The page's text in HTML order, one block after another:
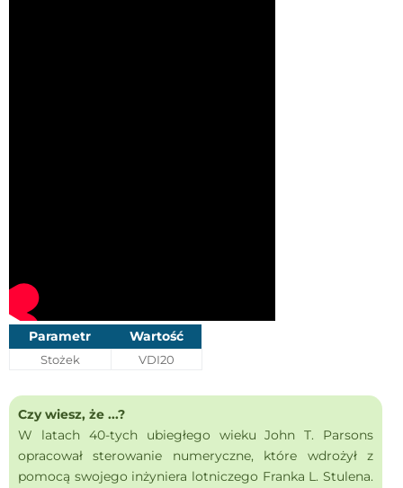
Parametr Wartość
Stożek VDI20
Czy wiesz, że ...?
W latach 40-tych ubiegłego wieku John T. Parsons
opracował sterowanie numeryczne, które wdrożył z
pomocą swojego inżyniera lotniczego Franka L. Stulena.